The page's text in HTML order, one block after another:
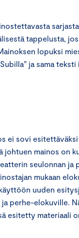
tappelusta,
lopuksi
ja sama
ei sovi
johtuen mainos on
seulonnan ja
mukaan
uuden
perhe-elokuville.
esitetty materiaali